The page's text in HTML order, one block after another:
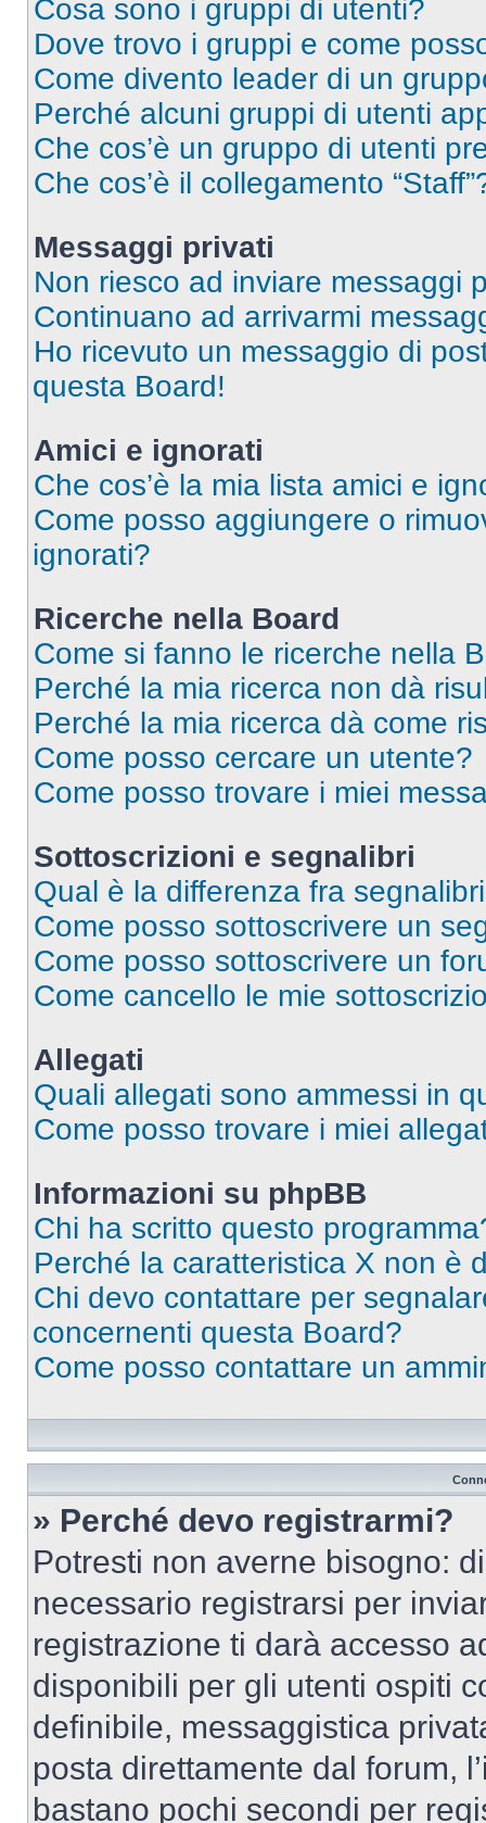
Cosa sono i gruppi di utenti?
Dove trovo i gruppi e come
Come divento leader di un
Perché alcuni gruppi di utenti
Che cos’è un gruppo di utenti
Che cos’è il collegamento
Messaggi privati
Non riesco ad inviare messaggi
Continuano ad arrivarmi
Ho ricevuto un messaggio di
questa Board!
Amici e ignorati
Che cos’è la mia lista amici e
Come posso aggiungere o
ignorati?
Ricerche nella Board
Come si fanno le ricerche nella
Perché la mia ricerca non dà
Perché la mia ricerca dà come
Come posso cercare un utente?
Come posso trovare i miei
Sottoscrizioni e segnalibri
Qual è la differenza fra
Come posso sottoscrivere un
Come posso sottoscrivere un
Come cancello le mie
Allegati
Quali allegati sono ammessi in
Come posso trovare i miei
Informazioni su phpBB
Chi ha scritto questo
Perché la caratteristica X non è
Chi devo contattare per
concernenti questa Board?
Come posso contattare un
» Perché devo registrarmi?
Potresti non averne bisogno:
necessario registrarsi per
registrazione ti darà accesso
disponibili per gli utenti ospiti
definibile, messaggistica
posta direttamente dal forum,
bastano pochi secondi per